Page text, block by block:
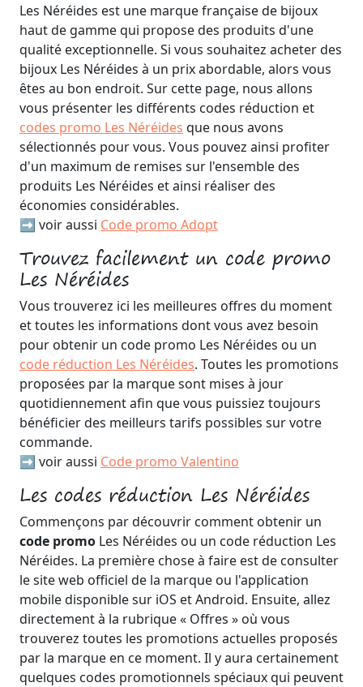
Les Néréides est une marque française de bijoux
haut de gamme qui propose des produits d'une
qualité exceptionnelle. Si vous souhaitez acheter des
bijoux Les Néréides à un prix abordable, alors vous
êtes au bon endroit. Sur cette page, nous allons
vous présenter les différents codes réduction et
codes promo Les Néréides que nous avons
sélectionnés pour vous. Vous pouvez ainsi profiter
d'un maximum de remises sur l'ensemble des
produits Les Néréides et ainsi réaliser des
économies considérables.
➡️ voir aussi Code promo Adopt
Trouvez facilement un code promo
Les Néréides
Vous trouverez ici les meilleures offres du moment
et toutes les informations dont vous avez besoin
pour obtenir un code promo Les Néréides ou un
code réduction Les Néréides. Toutes les promotions
proposées par la marque sont mises à jour
quotidiennement afin que vous puissiez toujours
bénéficier des meilleurs tarifs possibles sur votre
commande.
➡️ voir aussi Code promo Valentino
Les codes réduction Les Néréides
Commençons par découvrir comment obtenir un
code promo Les Néréides ou un code réduction Les
Néréides. La première chose à faire est de consulter
le site web officiel de la marque ou l'application
mobile disponible sur iOS et Android. Ensuite, allez
directement à la rubrique « Offres » où vous
trouverez toutes les promotions actuelles proposés
par la marque en ce moment. Il y aura certainement
quelques codes promotionnels spéciaux qui peuvent